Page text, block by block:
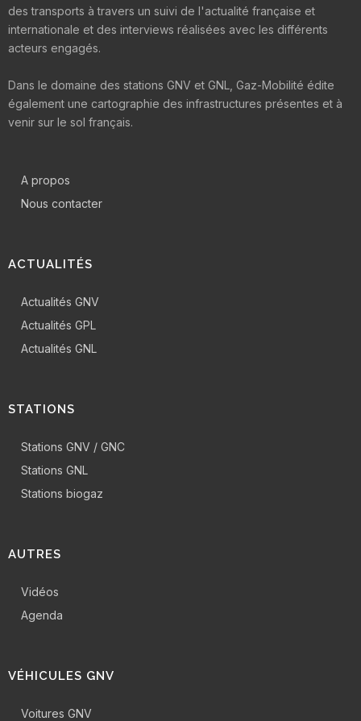
des transports à travers un suivi de l'actualité française et
internationale et des interviews réalisées avec les différents
acteurs engagés.
Dans le domaine des stations GNV et GNL, Gaz-Mobilité édite
également une cartographie des infrastructures présentes et à
venir sur le sol français.
A propos
Nous contacter
ACTUALITÉS
Actualités GNV
Actualités GPL
Actualités GNL
STATIONS
Stations GNV / GNC
Stations GNL
Stations biogaz
AUTRES
Vidéos
Agenda
VÉHICULES GNV
Voitures GNV